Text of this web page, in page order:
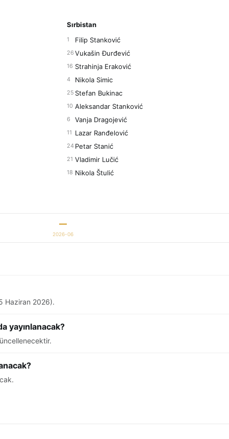
Sırbistan
1 Filip Stanković
26 Vukašin Đurđević
16 Strahinja Eraković
4 Nikola Simic
25 Stefan Bukinac
10 Aleksandar Stanković
6 Vanja Dragojević
11 Lazar Ranđelović
24 Petar Stanić
21 Vladimir Lučić
18 Nikola Štulić
—
2026-06
Haziran 2026).
yayınlanacak?